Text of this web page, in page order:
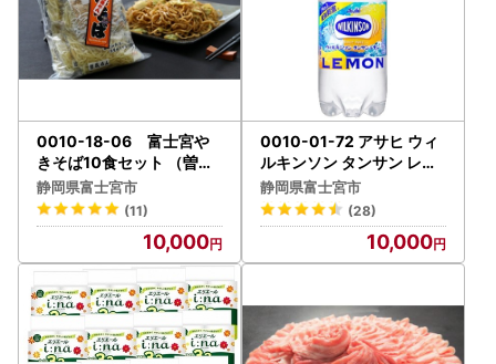
0010-18-06 富士宮や
きそば10食セット （曽我
めん）
静岡県富士宮市
(11)
10,000
0010-01-72 アサヒ ウィ
ルキンソン タンサン レモ
ン 炭酸水 500ml×24本
静岡県富士宮市
(28)
10,000